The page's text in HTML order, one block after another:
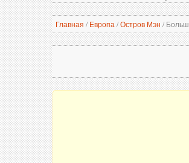
Главная / Европа /Остров Мэн /